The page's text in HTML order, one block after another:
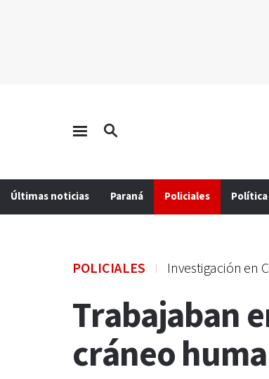
Últimas noticias Paraná Policiales Política
POLICIALES Investigación en
Trabajaban
cráneo